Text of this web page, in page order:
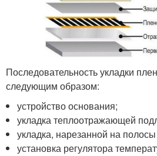
Последовательность укладки
следующим образом:
устройство основания;
укладка теплоотражающей
укладка, нарезанной на
установка регулятора